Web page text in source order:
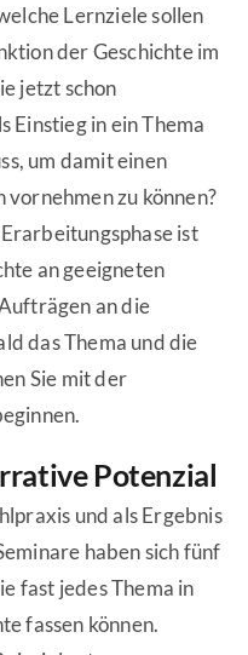
Lernziele sollen
der Geschichte im
jetzt schon
Einstieg in ein Thema
um damit einen
zu können?
ist
an geeigneten
an die
das Thema und die
Sie mit der
Potenzial
und als Ergebnis
haben sich fünf
fast jedes Thema in
fassen können.